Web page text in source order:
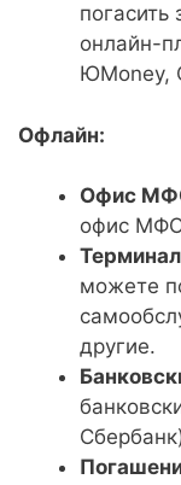
онлайн-
ЮMoney,
Офлайн:
Офис
офис МФО
можете
другие.